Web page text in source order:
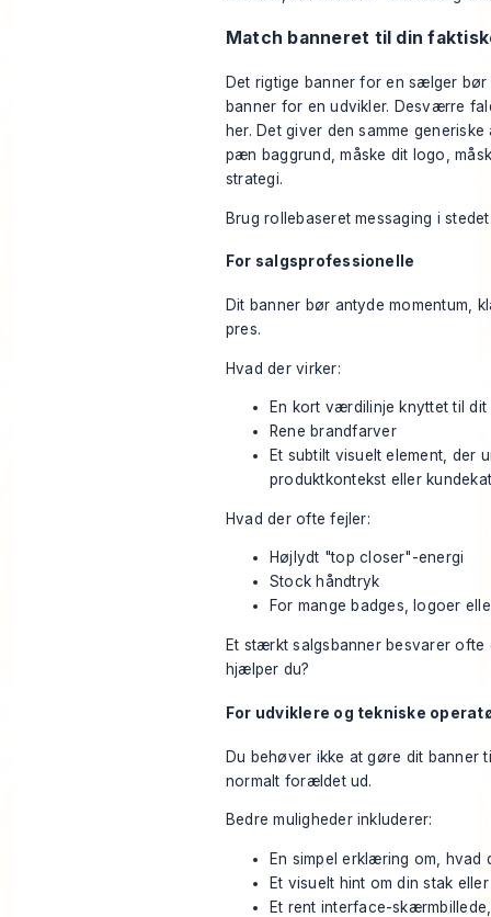
Match banneret til din
Det rigtige banner for en sælger
banner for en udvikler. Desværre
her. Det giver den samme
pæn baggrund, måske dit logo,
strategi.
Brug rollebaseret messaging i
For salgsprofessionelle
Dit banner bør antyde momentum,
pres.
Hvad der virker:
En kort værdilinje knyttet til dit
Rene brandfarver
Et subtilt visuelt element, der
produktkontekst eller
Hvad der ofte fejler:
Højlydt "top closer"-energi
Stock håndtryk
For mange badges, logoer
Et stærkt salgsbanner besvarer ofte
hjælper du?
For udviklere og tekniske
Du behøver ikke at gøre dit banner
normalt forældet ud.
Bedre muligheder inkluderer:
En simpel erklæring om, hvad
Et visuelt hint om din stak
Et rent interface-